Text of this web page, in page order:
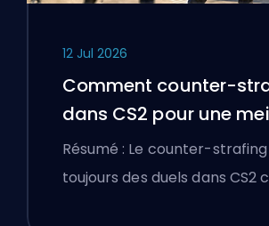
12 Jul 2026
Comment counter-
dans CS2 pour une
précision
Résumé : Le counter-
toujours des duels dans CS2